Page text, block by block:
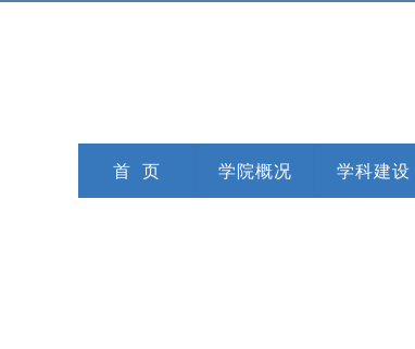
首 页 学院概况 学科建设